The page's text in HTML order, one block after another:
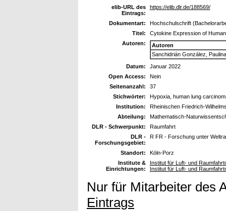
elib-URL des
Eintrags:
https://elib.dlr.de/188569/
Dokumentart:
Hochschulschrift
Titel:
Cytokine Expression of
Autoren:
Autoren
Sanchidrián González,
Datum:
Januar 2022
Open Access:
Nein
Seitenanzahl:
37
Stichwörter:
Hypoxia, human lung
Institution:
Rheinischen Friedrich-
Abteilung:
Mathematisch-
DLR - Schwerpunkt:
Raumfahrt
DLR -
Forschungsgebiet:
R FR - Forschung unter
Standort:
Köln-Porz
Institute &
Einrichtungen:
Institut für Luft- und
Institut für Luft- und
Nur für Mitarbeiter des
Eintrags